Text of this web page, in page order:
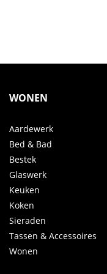
WONEN
Aardewerk
Bed & Bad
Bestek
Glaswerk
Keuken
Koken
Sieraden
Tassen & Accessoires
Wonen